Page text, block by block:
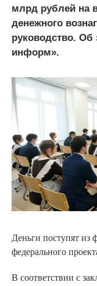
млрд рублей на
денежного
руководство. Об
информ».
Деньги поступят из
федерального
В соответствии с